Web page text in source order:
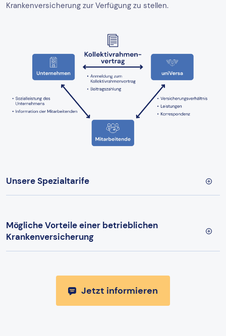
Krankenversicherung zur Verfügung zu stellen.
Unsere Spezialtarife
Mögliche Vorteile einer betrieblichen
Krankenversicherung
Jetzt informieren